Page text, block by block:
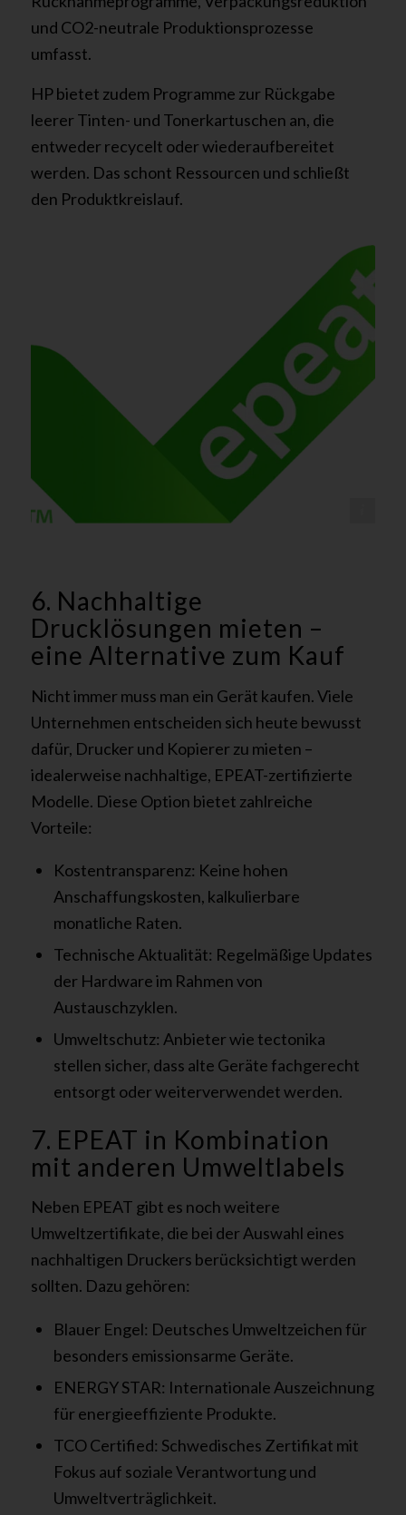
und CO2-neutrale Produktionsprozesse
umfasst.
HP bietet zudem Programme zur Rückgabe
leerer Tinten- und Tonerkartuschen an, die
entweder recycelt oder wiederaufbereitet
werden. Das schont Ressourcen und schließt
den Produktkreislauf.
@EPEAT - tectonika
6. Nachhaltige
Drucklösungen mieten –
eine Alternative zum Kauf
Nicht immer muss man ein Gerät kaufen. Viele
Unternehmen entscheiden sich heute bewusst
dafür, Drucker und Kopierer zu mieten –
idealerweise nachhaltige, EPEAT-zertifizierte
Modelle. Diese Option bietet zahlreiche
Vorteile:
Kostentransparenz: Keine hohen
Anschaffungskosten, kalkulierbare
monatliche Raten.
Technische Aktualität: Regelmäßige Updates
der Hardware im Rahmen von
Austauschzyklen.
Umweltschutz: Anbieter wie tectonika
stellen sicher, dass alte Geräte fachgerecht
entsorgt oder weiterverwendet werden.
7. EPEAT in Kombination
mit anderen Umweltlabels
Neben EPEAT gibt es noch weitere
Umweltzertifikate, die bei der Auswahl eines
nachhaltigen Druckers berücksichtigt werden
sollten. Dazu gehören:
Blauer Engel: Deutsches Umweltzeichen für
besonders emissionsarme Geräte.
ENERGY STAR: Internationale Auszeichnung
für energieeffiziente Produkte.
TCO Certified: Schwedisches Zertifikat mit
Fokus auf soziale Verantwortung und
Umweltverträglichkeit.